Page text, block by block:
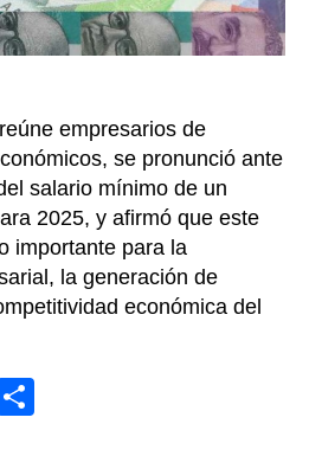
empresarios de
se pronunció ante
salario mínimo de un
2025, y afirmó que este
importante para la
la generación de
económica del
Pi